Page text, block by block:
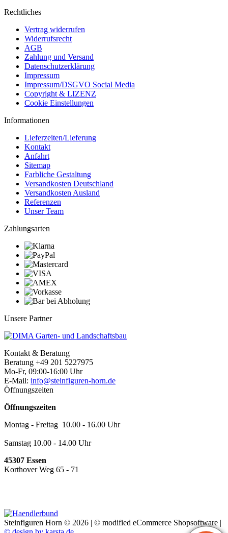
Rechtliches
Vertrag widerrufen
Widerrufsrecht
AGB
Zahlung und Versand
Datenschutzerklärung
Impressum
Impressum/DSGVO Social Media
Copyright & LIZENZ
Cookie Einstellungen
Informationen
Lieferzeiten/Lieferung
Kontakt
Anfahrt
Sitemap
Farbliche Gestaltung
Versandkosten Deutschland
Versandkosten Ausland
Referenzen
Unser Team
Zahlungsarten
Unsere Partner
Kontakt & Beratung
Beratung +49 201 5227975
Mo-Fr, 09:00-16:00 Uhr
E-Mail: info@steinfiguren-horn.de
Öffnungszeiten
Öffnungszeiten
Montag - Freitag 10.00 - 16.00 Uhr
Samstag 10.00 - 14.00 Uhr
45307 Essen
Korthover Weg 65 - 71
Steinfiguren Horn © 2026 | © modified eCommerce Shopsoftware |